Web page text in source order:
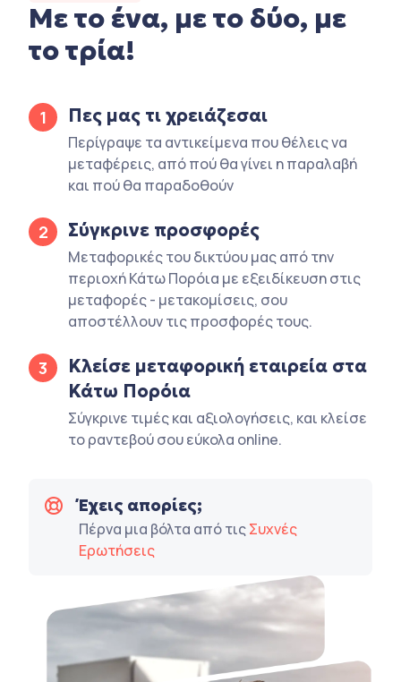
Με το ένα, με το δύο, με
το τρία!
1 Πες μας τι χρειάζεσαι
Περίγραψε τα αντικείμενα που θέλεις να
μεταφέρεις, από πού θα γίνει η παραλαβή
και πού θα παραδοθούν
2 Σύγκρινε προσφορές
Μεταφορικές του δικτύου μας από την
περιοχή Κάτω Πορόια με εξειδίκευση στις
μεταφορές - μετακομίσεις, σου
αποστέλλουν τις προσφορές τους.
3
Κλείσε μεταφορική εταιρεία στα
Κάτω Πορόια
Σύγκρινε τιμές και αξιολογήσεις, και κλείσε
το ραντεβού σου εύκολα online.
Έχεις απορίες;
Πέρνα μια βόλτα από τιςΣυχνές
Ερωτήσεις